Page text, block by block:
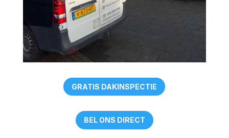
GRATIS DAKINSPECTIE
BEL ONS DIRECT